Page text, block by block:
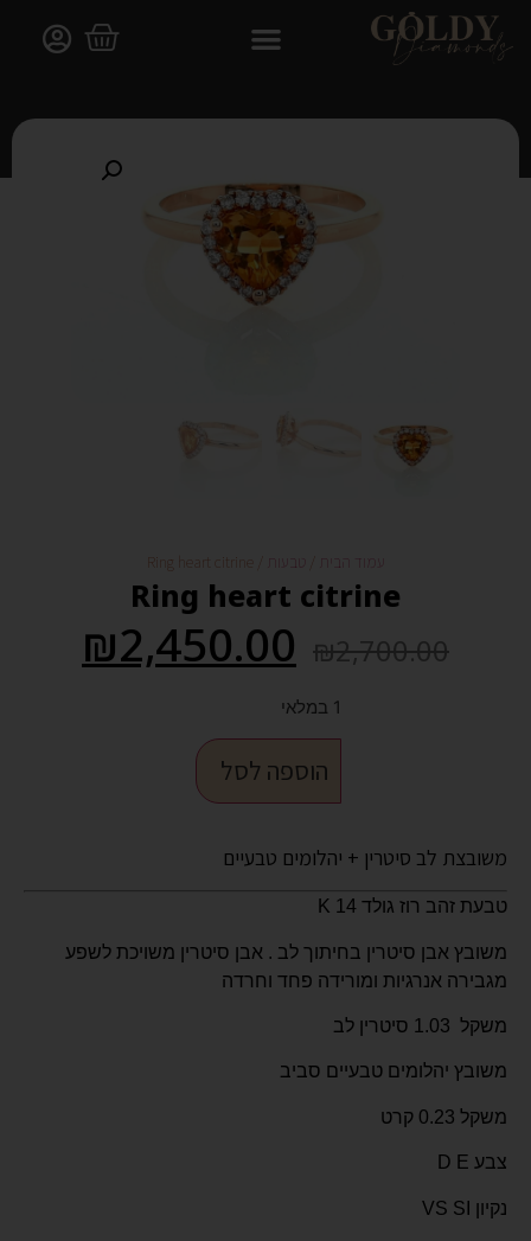
עמוד הבית טבעות
Ring heart citrine
₪2,700.00
₪2,450.00
1 במלאי
הוספה לסל
משובצת לב סיטרין + יהלומים טבעיים
טבעת זהב רוז גולד 14 K
משובץ אבן סיטרין בחיתוך לב . אבן סיטרין משויכת לשפע
מגבירה אנרגיות ומורידה פחד וחרדה
משקל 1.03 סיטרין לב
משובץ יהלומים טבעיים סביב
משקל 0.23 קרט
צבע D E
נקיון VS SI